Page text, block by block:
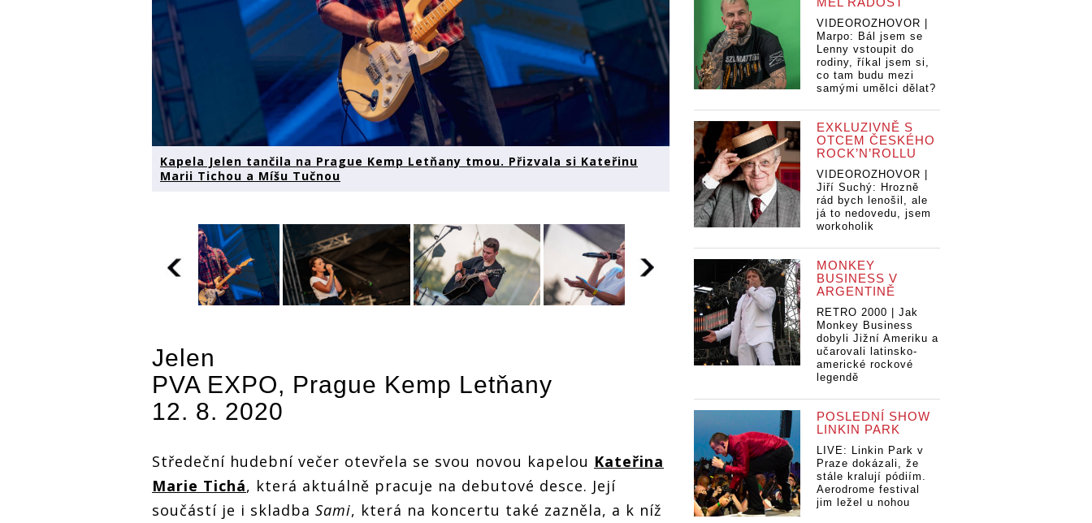
Kapela Jelen tančila na Prague Kemp Letňany tmou. Přizvala si Kateřinu
Marii Tichou a Míšu Tučnou
Kemp Letňany
tmou. Přizvala si
Kateřinu Marii
Tichou a Míšu
Tučnou
Kateřinu Marii
Tichou a Míšu
Kateřinu Marii
Tichou a Míšu
Kapela Jelen
tančila na Prague
Kemp Letňany
tmou. Přizvala si
Tichou a Míšu
Tučnou
Kapela Jelen
tančila na Prague
Kemp Letňany
tmou. Přizvala si
Kateřinu Marii
Tichou a Míšu
Tučnou
Jelen
PVA EXPO, Prague Kemp Letňany
12. 8. 2020
Středeční hudební večer otevřela se svou novou kapelou Kateřina
Marie Tichá, která aktuálně pracuje na debutové desce. Její
součástí je i skladba Sami, která na koncertu také zazněla, a k níž
VIDEOROZHOVOR |
Marpo: Bál jsem se
Lenny vstoupit do
rodiny, říkal jsem si,
co tam budu mezi
samými umělci dělat?
EXKLUZIVNĚ S
OTCEM ČESKÉHO
ROCK’N’ROLLU
VIDEOROZHOVOR |
Jiří Suchý: Hrozně
rád bych lenošil, ale
já to nedovedu, jsem
workoholik
MONKEY
BUSINESS V
ARGENTINĚ
RETRO 2000 | Jak
Monkey Business
dobyli Jižní Ameriku a
učarovali latinsko-
americké rockové
legendě
POSLEDNÍ SHOW
LINKIN PARK
LIVE: Linkin Park v
Praze dokázali, že
stále kralují pódiím.
Aerodrome festival
jim ležel u nohou